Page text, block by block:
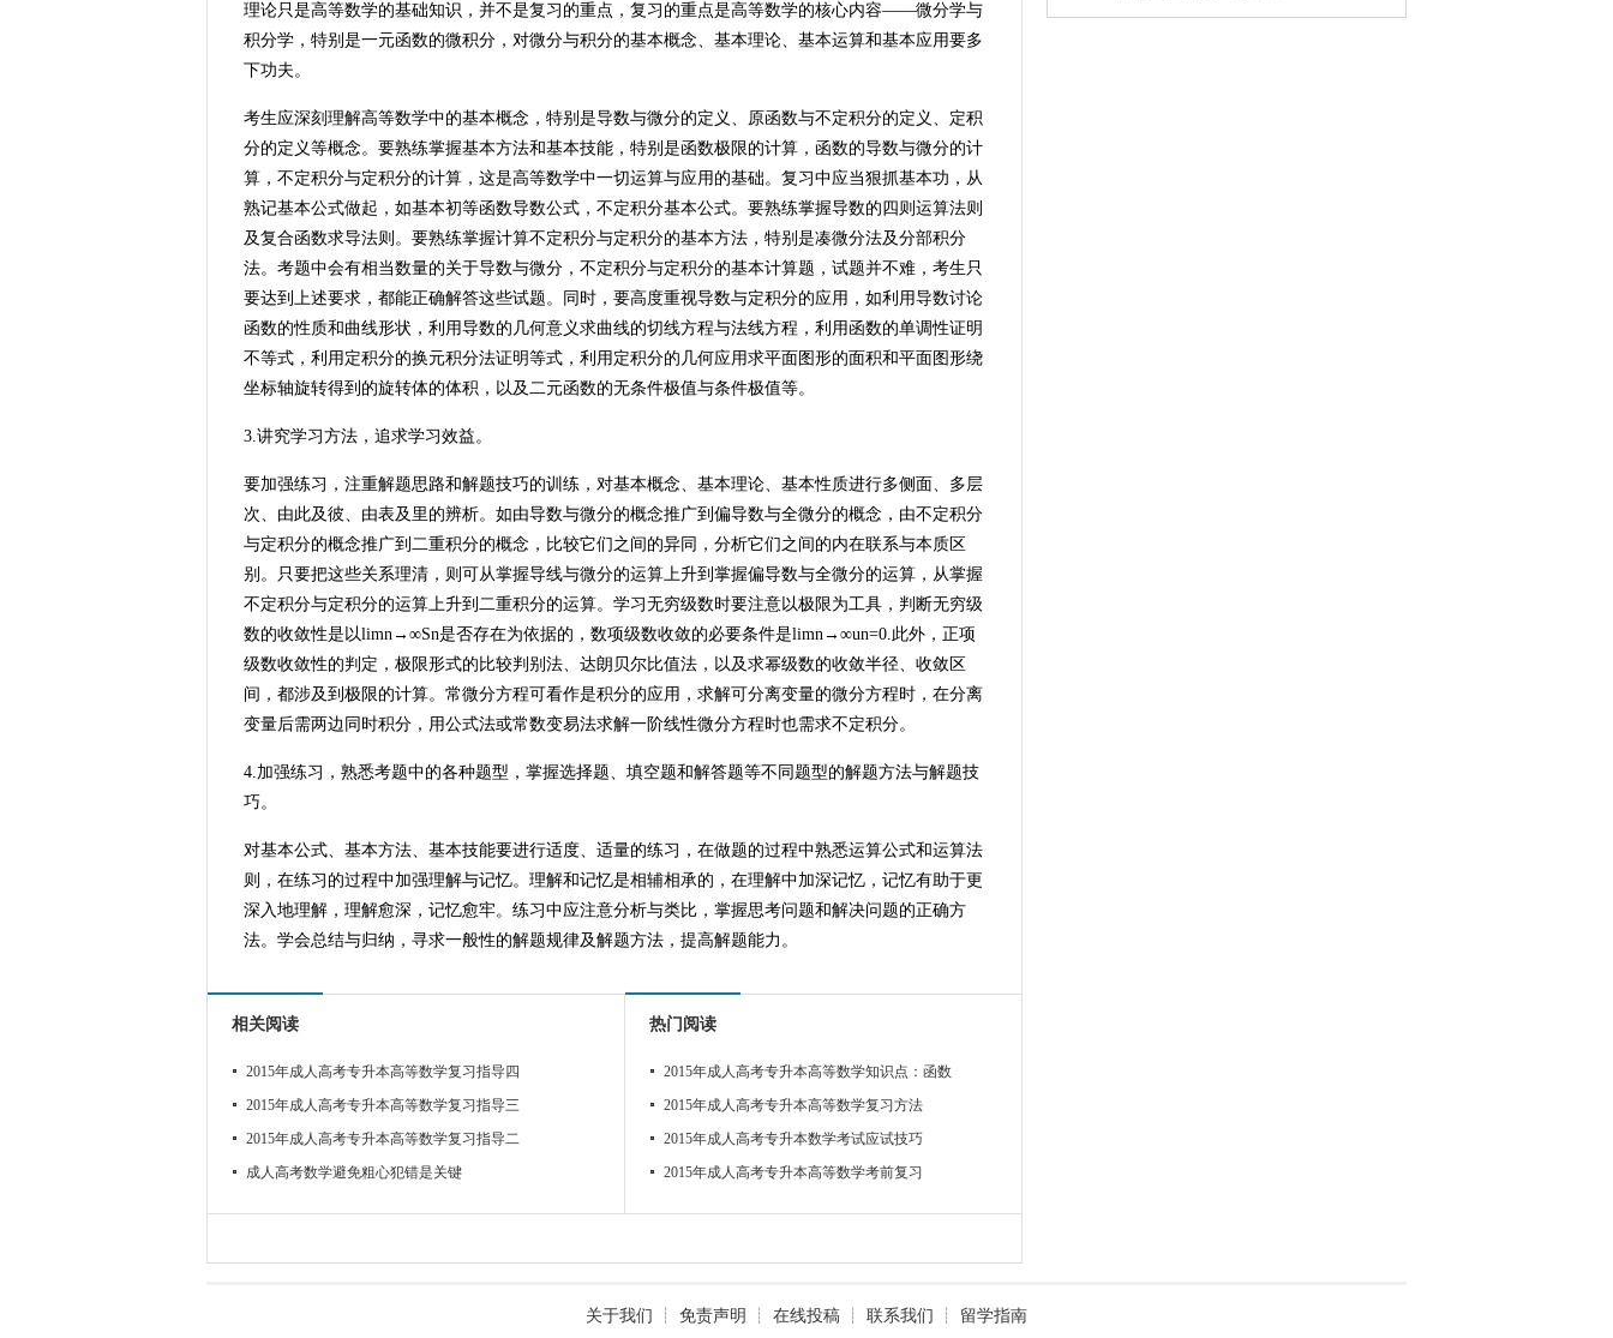
理论只是高等数学的基础知识，并不是复习的重点，复习的重点是高等数学的核心内容——微分学与
积分学，特别是一元函数的微积分，对微分与积分的基本概念、基本理论、基本运算和基本应用要多
下功夫。
考生应深刻理解高等数学中的基本概念，特别是导数与微分的定义、原函数与不定积分的定义、定积
分的定义等概念。要熟练掌握基本方法和基本技能，特别是函数极限的计算，函数的导数与微分的计
算，不定积分与定积分的计算，这是高等数学中一切运算与应用的基础。复习中应当狠抓基本功，从
熟记基本公式做起，如基本初等函数导数公式，不定积分基本公式。要熟练掌握导数的四则运算法则
及复合函数求导法则。要熟练掌握计算不定积分与定积分的基本方法，特别是凑微分法及分部积分
法。考题中会有相当数量的关于导数与微分，不定积分与定积分的基本计算题，试题并不难，考生只
要达到上述要求，都能正确解答这些试题。同时，要高度重视导数与定积分的应用，如利用导数讨论
函数的性质和曲线形状，利用导数的几何意义求曲线的切线方程与法线方程，利用函数的单调性证明
不等式，利用定积分的换元积分法证明等式，利用定积分的几何应用求平面图形的面积和平面图形绕
坐标轴旋转得到的旋转体的体积，以及二元函数的无条件极值与条件极值等。
3.讲究学习方法，追求学习效益。
要加强练习，注重解题思路和解题技巧的训练，对基本概念、基本理论、基本性质进行多侧面、多层
次、由此及彼、由表及里的辨析。如由导数与微分的概念推广到偏导数与全微分的概念，由不定积分
与定积分的概念推广到二重积分的概念，比较它们之间的异同，分析它们之间的内在联系与本质区
别。只要把这些关系理清，则可从掌握导线与微分的运算上升到掌握偏导数与全微分的运算，从掌握
不定积分与定积分的运算上升到二重积分的运算。学习无穷级数时要注意以极限为工具，判断无穷级
数的收敛性是以limn→∞Sn是否存在为依据的，数项级数收敛的必要条件是limn→∞un=0.此外，正项
级数收敛性的判定，极限形式的比较判别法、达朗贝尔比值法，以及求幂级数的收敛半径、收敛区
间，都涉及到极限的计算。常微分方程可看作是积分的应用，求解可分离变量的微分方程时，在分离
变量后需两边同时积分，用公式法或常数变易法求解一阶线性微分方程时也需求不定积分。
4.加强练习，熟悉考题中的各种题型，掌握选择题、填空题和解答题等不同题型的解题方法与解题技
巧。
对基本公式、基本方法、基本技能要进行适度、适量的练习，在做题的过程中熟悉运算公式和运算法
则，在练习的过程中加强理解与记忆。理解和记忆是相辅相承的，在理解中加深记忆，记忆有助于更
深入地理解，理解愈深，记忆愈牢。练习中应注意分析与类比，掌握思考问题和解决问题的正确方
法。学会总结与归纳，寻求一般性的解题规律及解题方法，提高解题能力。
相关阅读
2015年成人高考专升本高等数学复习指导四
2015年成人高考专升本高等数学复习指导三
2015年成人高考专升本高等数学复习指导二
成人高考数学避免粗心犯错是关键
热门阅读
2015年成人高考专升本高等数学知识点：函数
2015年成人高考专升本高等数学复习方法
2015年成人高考专升本数学考试应试技巧
2015年成人高考专升本高等数学考前复习
关于我们 ┊ 免责声明 ┊ 在线投稿 ┊ 联系我们 ┊ 留学指南